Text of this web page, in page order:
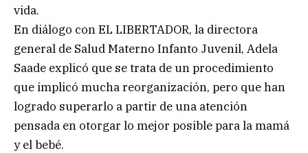
vida.
En diálogo con EL LIBERTADOR, la directora
general de Salud Materno Infanto Juvenil, Adela
Saade explicó que se trata de un procedimiento
que implicó mucha reorganización, pero que han
logrado superarlo a partir de una atención
pensada en otorgar lo mejor posible para la mamá
y el bebé.